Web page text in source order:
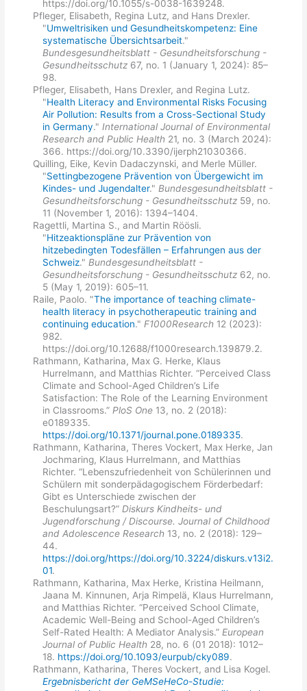
https://doi.org/10.1055/s-0038-1639248.
Pfleger, Elisabeth, Regina Lutz, and Hans Drexler.
"Umweltrisiken und Gesundheitskompetenz: Eine
systematische Übersichtsarbeit."
Bundesgesundheitsblatt - Gesundheitsforschung -
Gesundheitsschutz 67, no. 1 (January 1, 2024): 85–
98.
Pfleger, Elisabeth, Hans Drexler, and Regina Lutz.
"Health Literacy and Environmental Risks Focusing
Air Pollution: Results from a Cross-Sectional Study
in Germany." International Journal of Environmental
Research and Public Health 21, no. 3 (March 2024):
366. https://doi.org/10.3390/ijerph21030366.
Quilling, Eike, Kevin Dadaczynski, and Merle Müller.
"Settingbezogene Prävention von Übergewicht im
Kindes- und Jugendalter." Bundesgesundheitsblatt -
Gesundheitsforschung - Gesundheitsschutz 59, no.
11 (November 1, 2016): 1394–1404.
Ragettli, Martina S., and Martin Röösli.
"Hitzeaktionspläne zur Prävention von
hitzebedingten Todesfällen – Erfahrungen aus der
Schweiz." Bundesgesundheitsblatt -
Gesundheitsforschung - Gesundheitsschutz 62, no.
5 (May 1, 2019): 605–11.
Raile, Paolo. "The importance of teaching climate-
health literacy in psychotherapeutic training and
continuing education." F1000Research 12 (2023):
982.
https://doi.org/10.12688/f1000research.139879.2.
Rathmann, Katharina, Max G. Herke, Klaus
Hurrelmann, and Matthias Richter. “Perceived Class
Climate and School-Aged Children’s Life
Satisfaction: The Role of the Learning Environment
in Classrooms.” PloS One 13, no. 2 (2018):
e0189335.
https://doi.org/10.1371/journal.pone.0189335.
Rathmann, Katharina, Theres Vockert, Max Herke, Jan
Jochmaring, Klaus Hurrelmann, and Matthias
Richter. “Lebenszufriedenheit von Schülerinnen und
Schülern mit sonderpädagogischem Förderbedarf:
Gibt es Unterschiede zwischen der
Beschulungsart?” Diskurs Kindheits- und
Jugendforschung / Discourse. Journal of Childhood
and Adolescence Research 13, no. 2 (2018): 129–
44.
https://doi.org/https://doi.org/10.3224/diskurs.v13i2.
01.
Rathmann, Katharina, Max Herke, Kristina Heilmann,
Jaana M. Kinnunen, Arja Rimpelä, Klaus Hurrelmann,
and Matthias Richter. “Perceived School Climate,
Academic Well-Being and School-Aged Children’s
Self-Rated Health: A Mediator Analysis.” European
Journal of Public Health 28, no. 6 (01 2018): 1012–
18. https://doi.org/10.1093/eurpub/cky089.
Rathmann, Katharina, Theres Vockert, and Lisa Kogel.
Ergebnisbericht der GeMSeHeCo-Studie: